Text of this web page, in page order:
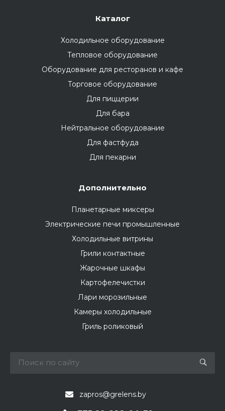
Каталог
Холодильное оборудование
Тепловое оборудование
Оборудование для ресторанов и кафе
Торговое оборудование
Для пиццерии
Для бара
Нейтральное оборудование
Для фастфуда
Для пекарни
Дополнительно
Планетарные миксеры
Электрические печи промышленные
Холодильные витрины
Грили контактные
Жарочные шкафы
Картофелечистки
Лари морозильные
Камеры холодильные
Гриль роликовый
zapros@grelens.by